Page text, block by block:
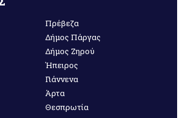
Πρέβεζα
Δήμος Πάργας
Δήμος Ζηρού
Ήπειρος
Γιάννενα
Άρτα
Θεσπρωτία